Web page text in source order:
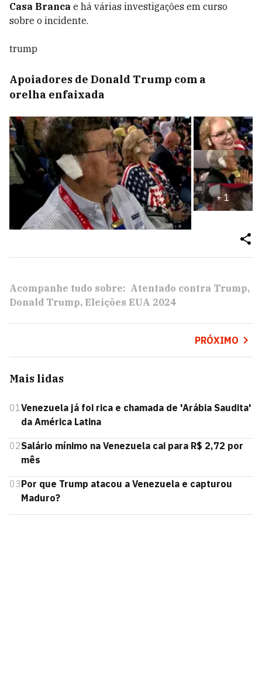
Casa Branca e há várias investigações em curso
sobre o incidente.
trump
Apoiadores de Donald Trump com a
orelha enfaixada
+ 1
Acompanhe tudo sobre: Atentado contra Trump
Donald Trump Eleições EUA 2024
PRÓXIMO
Mais lidas
01Venezuela já foi rica e chamada de 'Arábia Saudita'
da América Latina
02Salário mínimo na Venezuela cai para R$ 2,72 por
mês
03Por que Trump atacou a Venezuela e capturou
Maduro?